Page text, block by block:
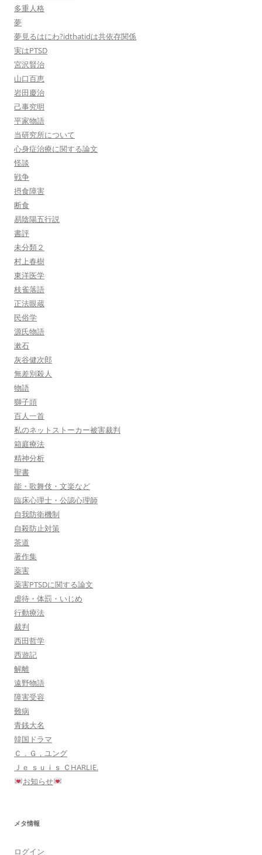
多重人格
夢
夢見るはにわ?idthatidは共依存関係
実はPTSD
宮沢賢治
山口百恵
岩田慶治
己事究明
平家物語
当研究所について
心身症治療に関する論文
怪談
戦争
摂食障害
断食
易陰陽五行説
書評
未分類２
村上春樹
東洋医学
枝雀落語
正法眼蔵
民俗学
源氏物語
漱石
灰谷健次郎
無差別殺人
物語
獅子頭
百人一首
私のネットストーカー被害裁判
箱庭療法
精神分析
聖書
能・歌舞伎・文楽など
臨床心理士・公認心理師
自我防衛機制
自殺防止対策
茶道
著作集
薬害
薬害PTSDに関する論文
虐待・体罰・いじめ
行動療法
裁判
西田哲学
西遊記
解離
遠野物語
障害受容
難病
青銭大名
韓国ドラマ
Ｃ．Ｇ，ユング
Ｊｅ ｓｕｉｓ ＣHARLIE.
お知らせ
メタ情報
ログイン